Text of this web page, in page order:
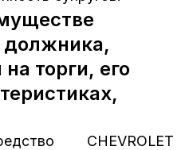
должника,
торги, его
CHEVROLET